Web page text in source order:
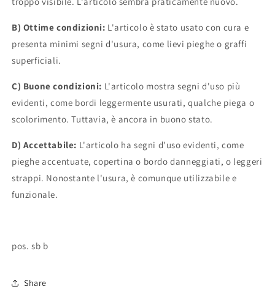
B) Ottime condizioni: L'articolo è stato usato con cura e
presenta minimi segni d'usura, come lievi pieghe o graffi
superficiali.
C) Buone condizioni: L'articolo mostra segni d'uso più
evidenti, come bordi leggermente usurati, qualche piega o
scolorimento. Tuttavia, è ancora in buono stato.
D) Accettabile: L'articolo ha segni d'uso evidenti, come
pieghe accentuate, copertina o bordo danneggiati, o leggeri
strappi. Nonostante l'usura, è comunque utilizzabile e
funzionale.
pos. sb b
Share